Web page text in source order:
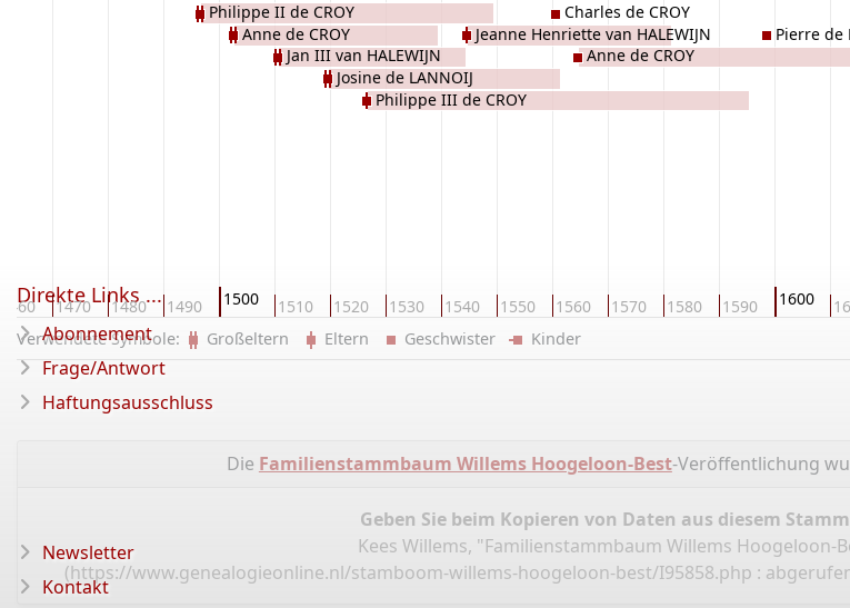
1460 1470 1480 1490 1500 1510 1520 1530 1540 1550 1560 1570 1580 1590 1600
Philippe II de CROY
Anne de CROY
Jan III van HALEWIJN
Josine de LANNOIJ
Philippe III de CROY
Jeanne Henriette van HALEWIJN
Charles de CROY
Anne de CROY
Pierre de
Verwendete Symbole: Großeltern Eltern Geschwister Kinder
Die Familienstammbaum Willems Hoogeloon-Best-Veröffentlichung
Geben Sie beim Kopieren von Daten aus diesem
Kees Willems, "Familienstammbaum Willems Hoogeloon-
(https://www.genealogieonline.nl/stamboom-willems-hoogeloon-best/I95858.php :
Direkte Links ...
Abonnement
Frage/Antwort
Haftungsausschluss
Newsletter
Kontakt